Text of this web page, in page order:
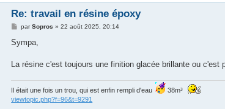
Re: travail en résine époxy
M
s
s
g
parSopros »22 août 2025, 20:14
Sympa,
La résine c'est toujours une finition glacée brillante ou
Il était une fois un trou, qui est enfin rempli d'eau
38m³
viewtopic.php?f=96&t=9291